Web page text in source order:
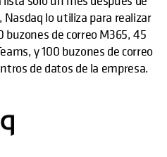
lo utiliza para realizar
buzones de correo M365, 45
y 100 buzones de correo
de datos de la empresa.